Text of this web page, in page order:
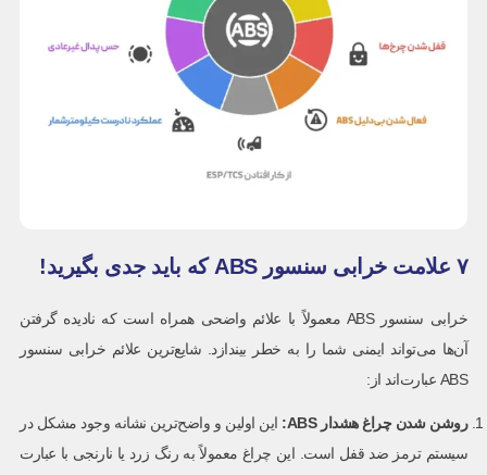
۷ علامت خرابی سنسور ABS که باید جدی بگیرید!
خرابی سنسور ABS معمولاً با علائم واضحی همراه است که نادیده گرفتن
آن‌ها می‌تواند ایمنی شما را به خطر بیندازد. شایع‌ترین علائم خرابی سنسور
ABS عبارت‌اند از:
روشن شدن چراغ هشدار ABS:
این اولین و واضح‌ترین نشانه وجود مشکل در
سیستم ترمز ضد قفل است. این چراغ معمولاً به رنگ زرد یا نارنجی با عبارت